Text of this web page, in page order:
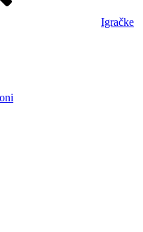
Igračke